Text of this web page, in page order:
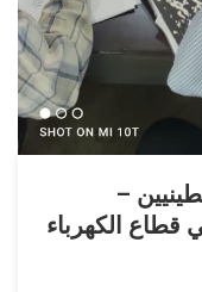
–
قطاع الكهرباء